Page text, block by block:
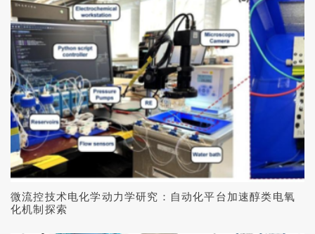
微流控技术电化学动力学研究：自动化平台加速醇类电氧
化机制探索